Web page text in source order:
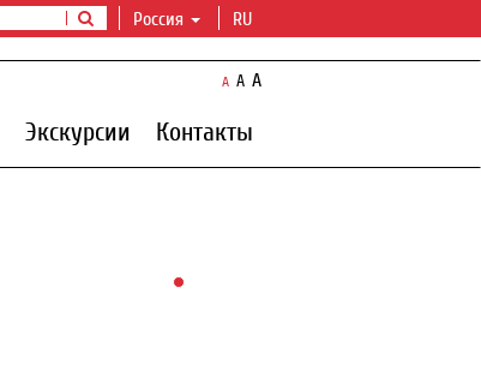
Россия RU
A A A
Экскурсии Контакты